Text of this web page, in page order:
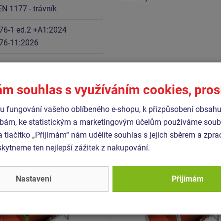
1177 - trávník
1 ed.2 +A1:2024
11:2026
Podobnézboží
TUP-2002K-10
prvek - Housenka
Produkt - TUP-2006K-10
Tunelový prvek - Medvěd
celokovový
souhlas s využíváním cookies,
fungování vašeho oblíbeného e-shopu, k přizpůsobení
ke statistickým a marketingovým účelům používáme
tlačítko „Přijímám“ nám udělíte souhlas s jejich sběrem a
ten nejlepší zážitek z nakupování.
Nastavení Přijímám